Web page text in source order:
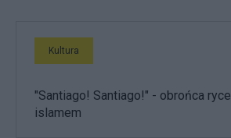
Kultura
"Santiago! Santiago!" - obrońca
islamem